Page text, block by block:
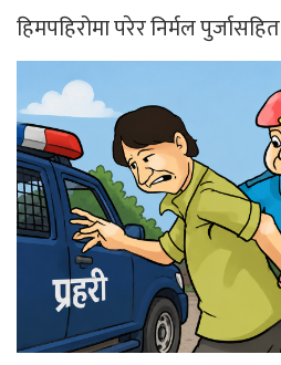
हिमपहिरोमा परेर निर्मल पुर्जासहित